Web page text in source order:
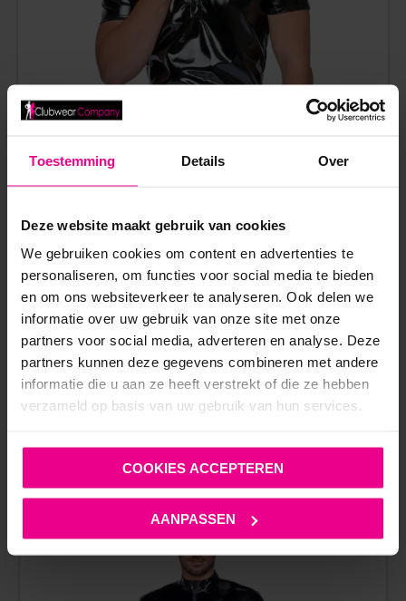
Toestemming Details Over
Deze website maakt gebruik van cookies
We gebruiken cookies om content en advertenties te
personaliseren, om functies voor social media te bieden
en om ons websiteverkeer te analyseren. Ook delen we
informatie over uw gebruik van onze site met onze
partners voor social media, adverteren en analyse. Deze
partners kunnen deze gegevens combineren met andere
informatie die u aan ze heeft verstrekt of die ze hebben
verzameld op basis van uw gebruik van hun services.
COOKIES ACCEPTEREN
AANPASSEN
Op voorraad
€ 54,95
ANDERE MENSEN BEKEKEN OOK: